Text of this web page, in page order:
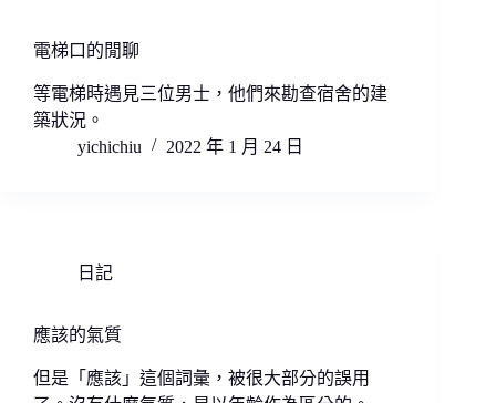
電梯口的閒聊
等電梯時遇見三位男士，他們來勘查宿舍的建
築狀況。
yichichiu
2022 年 1 月 24 日
日記
應該的氣質
但是「應該」這個詞彙，被很大部分的誤用